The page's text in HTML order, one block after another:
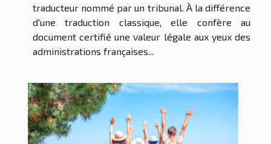
traducteur nommé par un tribunal. À la différence
d'une traduction classique, elle confère au
document certifié une valeur légale aux yeux des
administrations françaises...